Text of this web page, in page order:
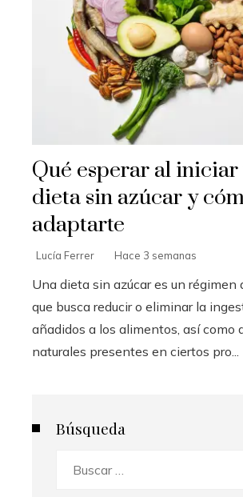
Qué esperar al iniciar
dieta sin azúcar y
adaptarte
Lucía Ferrer Hace 3 semanas
Una dieta sin azúcar es un régimen
que busca reducir o eliminar la
añadidos a los alimentos, así como
naturales presentes en ciertos pro...
Búsqueda